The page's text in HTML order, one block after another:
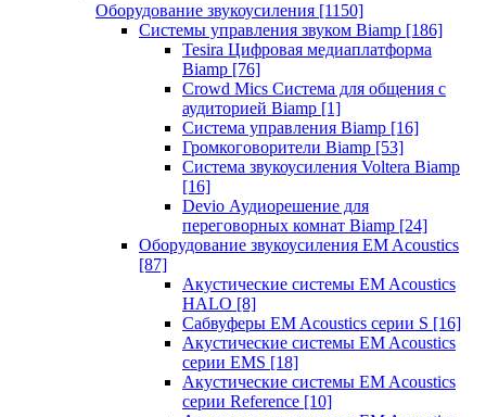
Оборудование звукоусиления [1150]
Системы управления звуком Biamp [186]
Tesira Цифровая медиаплатформа
Biamp [76]
Crowd Mics Система для общения с
аудиторией Biamp [1]
Система управления Biamp [16]
Громкоговорители Biamp [53]
Система звукоусиления Voltera Biamp
[16]
Devio Аудиорешение для
переговорных комнат Biamp [24]
Оборудование звукоусиления EM Acoustics
[87]
Акустические системы EM Acoustics
HALO [8]
Сабвуферы EM Acoustics серии S [16]
Акустические системы EM Acoustics
серии EMS [18]
Акустические системы EM Acoustics
серии Reference [10]